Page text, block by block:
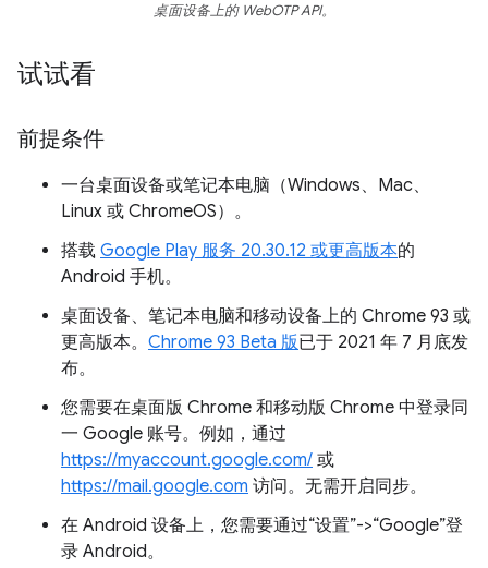
桌面设备上的 WebOTP API。
试试看
前提条件
一台桌面设备或笔记本电脑（Windows、Mac、
Linux 或 ChromeOS）。
搭载 Google Play 服务 20.30.12 或更高版本的
Android 手机。
桌面设备、笔记本电脑和移动设备上的 Chrome 93 或
更高版本。 Chrome 93 Beta 版已于 2021 年 7 月底发
布。
您需要在桌面版 Chrome 和移动版 Chrome 中登录同
一 Google 账号。例如，通过
https://myaccount.google.com/ 或
https://mail.google.com 访问。无需开启同步。
在 Android 设备上，您需要通过“设置”->“Google”登
录 Android。